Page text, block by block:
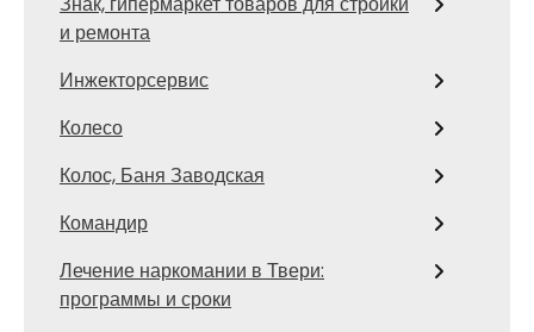
и ремонта
Инжекторсервис
Колесо
Колос, Баня Заводская
Командир
Лечение наркомании в Твери:
программы и сроки